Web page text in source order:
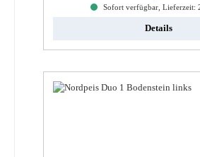
Sofort verfügbar, Lieferzeit:
Details